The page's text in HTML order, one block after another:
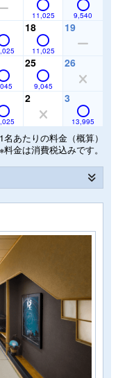
11,025 9,540
18
11,025
19
25
9,045
26
2 3
13,995
名あたりの料金（概算）
※料金は消費税込みです。